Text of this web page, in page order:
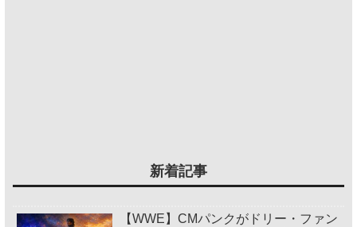
新着記事
【WWE】CMパンクがドリー・ファン